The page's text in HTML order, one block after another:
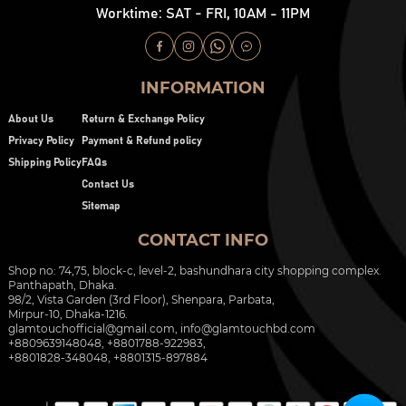
Worktime: SAT - FRI, 10AM - 11PM
INFORMATION
About Us
Privacy Policy
Shipping Policy
Return & Exchange Policy
Payment & Refund policy
FAQs
Contact Us
Sitemap
CONTACT INFO
Shop no: 74,75, block-c, level-2, bashundhara city shopping complex.
Panthapath, Dhaka.
98/2, Vista Garden (3rd Floor), Shenpara, Parbata,
Mirpur-10, Dhaka-1216.
glamtouchofficial@gmail.com info@glamtouchbd.com
+8809639148048, +8801788-922983,
+8801828-348048, +8801315-897884